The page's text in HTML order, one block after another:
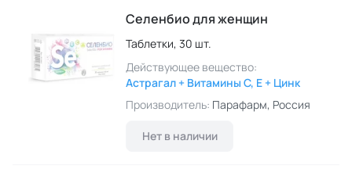
Селенбио для женщин
Таблетки, 30 шт.
Действующее вещество:
Астрагал + Витамины C, E + Цинк
Производитель: Парафарм, Россия
Нет в наличии